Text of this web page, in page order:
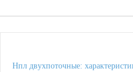
Нпл двухпоточные: